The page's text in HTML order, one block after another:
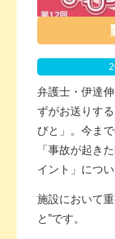
弁護士・伊達
ずがお送りす
びと」。今ま
「事故が起き
イント」につ
施設において
と”です。